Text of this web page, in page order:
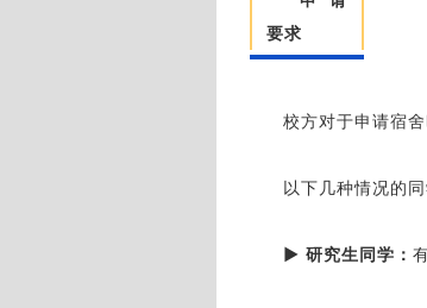
要求
校方对于申请宿
以下几种情况的
▶ 研究生同学：